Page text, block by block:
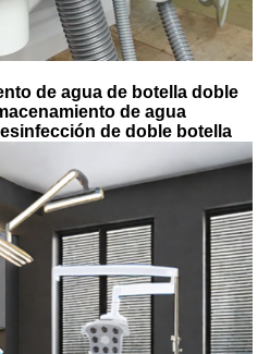
de agua de botella doble
de agua
de doble botella